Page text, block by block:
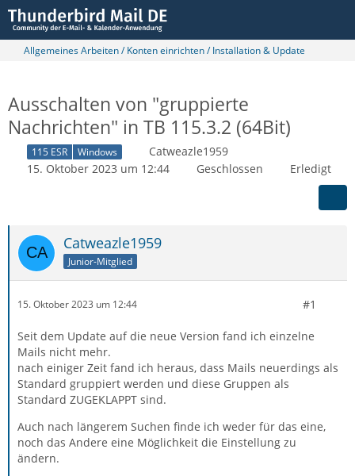
Allgemeines Arbeiten / Konten einrichten / Installation & Update
Ausschalten von "gruppierte
Nachrichten" in TB 115.3.2 (64Bit)
115 ESR Windows
Catweazle1959
15. Oktober 2023 um 12:44
Geschlossen Erledigt
Catweazle1959
Junior-Mitglied
15. Oktober 2023 um 12:44 #1
Seit dem Update auf die neue Version fand ich einzelne
Mails nicht mehr.
nach einiger Zeit fand ich heraus, dass Mails neuerdings als
Standard gruppiert werden und diese Gruppen als
Standard ZUGEKLAPPT sind.
Auch nach längerem Suchen finde ich weder für das eine,
noch das Andere eine Möglichkeit die Einstellung zu
ändern.